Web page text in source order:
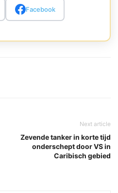
Facebook
Next article
Zevende tanker in korte tijd
onderschept door VS in
Caribisch gebied